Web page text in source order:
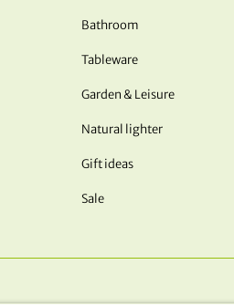
Bathroom
Tableware
Garden & Leisure
Natural lighter
Gift ideas
Sale